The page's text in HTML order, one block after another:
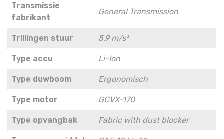
Transmissie
fabrikant
General Transmission
Trillingen stuur 5.9 m/s²
Type accu Li-Ion
Type duwboom Ergonomisch
Type motor GCVX-170
Type opvangbak Fabric with dust blocker